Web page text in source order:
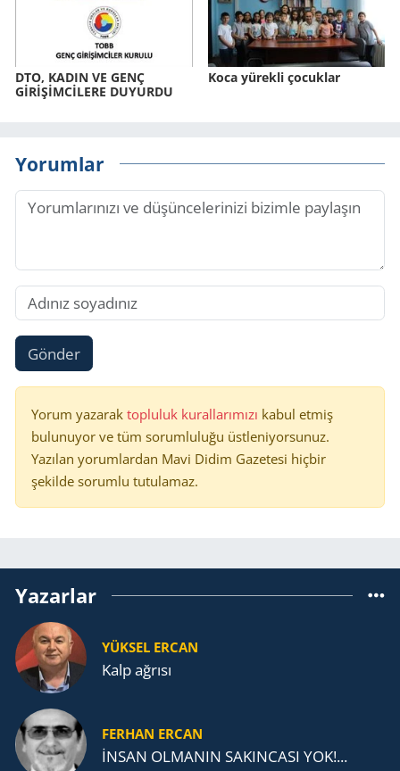
DTO, KADIN VE GENÇ
GİRİŞİMCİLERE DUYURDU
Koca yürekli çocuklar
Yorumlar
Gönder
Yorum yazarak topluluk kurallarımızı kabul etmiş
bulunuyor ve tüm sorumluluğu üstleniyorsunuz.
Yazılan yorumlardan Mavi Didim Gazetesi hiçbir
şekilde sorumlu tutulamaz.
Yazarlar
YÜKSEL ERCAN
Kalp ağrısı
FERHAN ERCAN
İNSAN OLMANIN SAKINCASI YOK!...